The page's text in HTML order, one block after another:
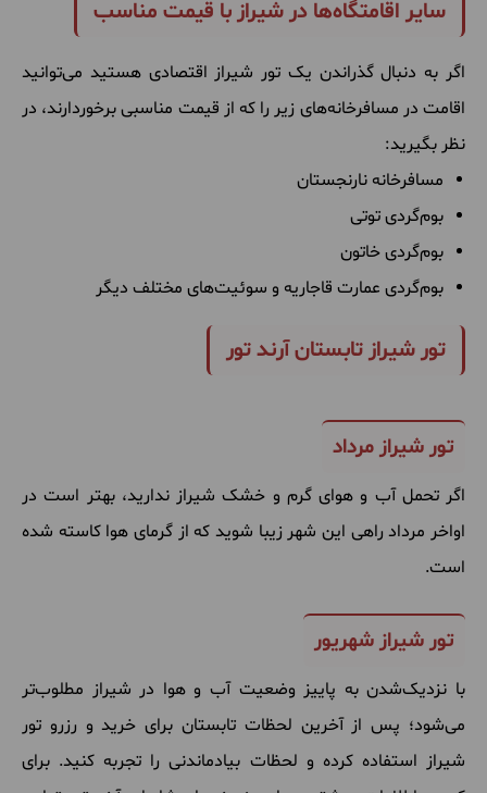
سایر اقامتگاه‌ها در شیراز با قیمت مناسب
اگر به دنبال گذراندن یک تور شیراز اقتصادی هستید می‌توانید
اقامت در مسافرخانه‌های زیر را که از قیمت مناسبی برخوردارند، در
نظر بگیرید:
مسافرخانه نارنجستان
بوم‌گردی توتی
بوم‌گردی خاتون
بوم‌گردی عمارت قاجاریه و سوئیت‌های مختلف دیگر
تور شیراز تابستان آرند تور
تور شیراز مرداد
اگر تحمل آب و هوای گرم و خشک شیراز ندارید، بهتر است در
اواخر مرداد راهی این شهر زیبا شوید که از گرمای هوا کاسته شده
است.
تور شیراز شهریور
با نزدیک‌شدن به پاییز وضعیت آب و هوا در شیراز مطلوب‌تر
می‌شود؛ پس از آخرین لحظات تابستان برای خرید و رزرو تور
شیراز استفاده کرده و لحظات بیادماندنی را تجربه کنید. برای